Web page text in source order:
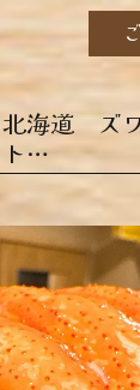
海道 ズ
ト…